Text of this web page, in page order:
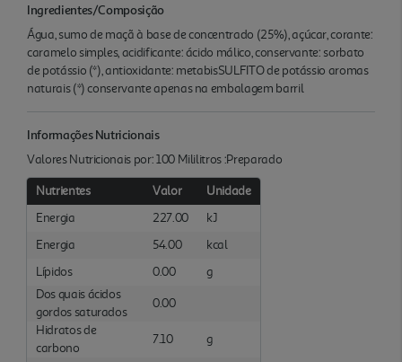
Ingredientes/Composição
Água, sumo de maçã à base de concentrado (25%), açúcar, corante:
caramelo simples, acidificante: ácido málico, conservante: sorbato
de potássio (*), antioxidante: metabisSULFITO de potássio aromas
naturais (*) conservante apenas na embalagem barril
Informações Nutricionais
Valores Nutricionais por: 100 Mililitros :Preparado
Nutrientes Valor
Unidade
Energia
227.00
kJ
Energia
54.00
kcal
Lípidos
0.00
g
Dos quais ácidos
gordos saturados
0.00
Hidratos de
carbono
7.10 g